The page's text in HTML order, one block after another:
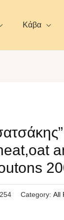
Κάβα
254 Category:All